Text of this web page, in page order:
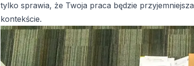
tylko sprawia, że Twoja praca będzie
kontekście.